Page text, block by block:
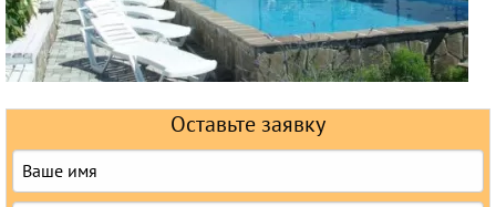
Оставьте заявку